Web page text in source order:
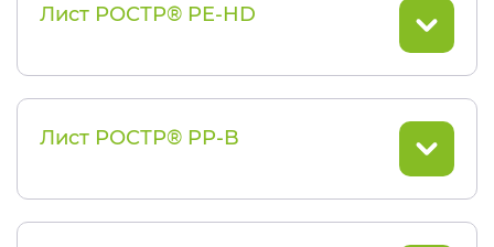
Лист РОСТР® PE-HD
Лист РОСТР® PP-B